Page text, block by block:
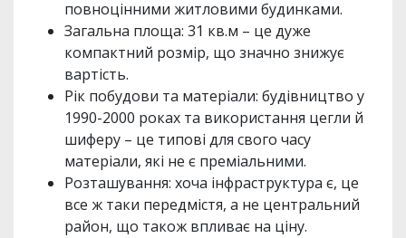
повноцінними житловими будинками.
Загальна площа: 31 кв.м – це дуже
компактний розмір, що значно знижує
вартість.
Рік побудови та матеріали: будівництво у
1990-2000 роках та використання цегли й
шиферу – це типові для свого часу
матеріали, які не є преміальними.
Розташування: хоча інфраструктура є, це
все ж таки передмістя, а не центральний
район, що також впливає на ціну.